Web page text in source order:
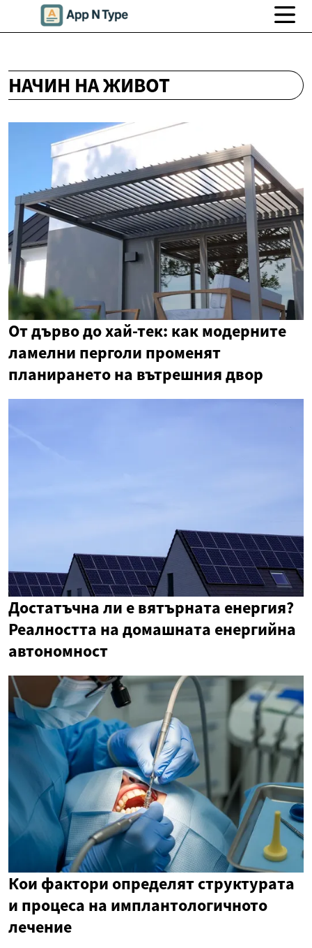
НАЧИН НА ЖИВОТ
От дърво до хай-тек: как модерните
ламелни перголи променят
планирането на вътрешния двор
Достатъчна ли е вятърната енергия?
Реалността на домашната енергийна
автономност
Кои фактори определят структурата
и процеса на имплантологичното
лечение